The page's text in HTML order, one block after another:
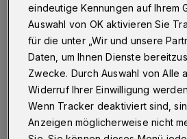
Wuppertal·Die Wuppertaler
Samstagnachmittag
Laubengang einen Küchenbrand
löschen.
24.10.2020 , 23:41 Uhr Eine
eindeutige Kennungen auf Ihrem
Auswahl von OK aktivieren Sie
für die unter „Wir und unsere
Daten, um Ihnen Dienste
Zwecke. Durch Auswahl von Alle
Widerruf Ihrer Einwilligung
Wenn Tracker deaktiviert sind,
Anzeigen möglicherweise nicht